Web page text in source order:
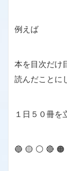
例えば
本を目次だけ
読んだことに
１日５０冊を
🔵 🟡 ⚪️ 🔴 🟠